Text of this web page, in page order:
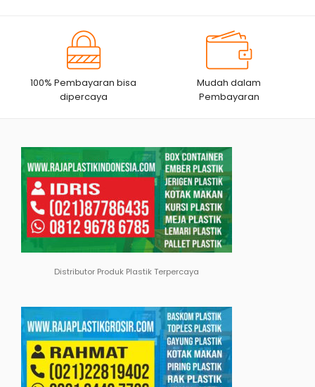
100% Pembayaran bisa
dipercaya
Mudah dalam
Pembayaran
Distributor Produk Plastik Terpercaya